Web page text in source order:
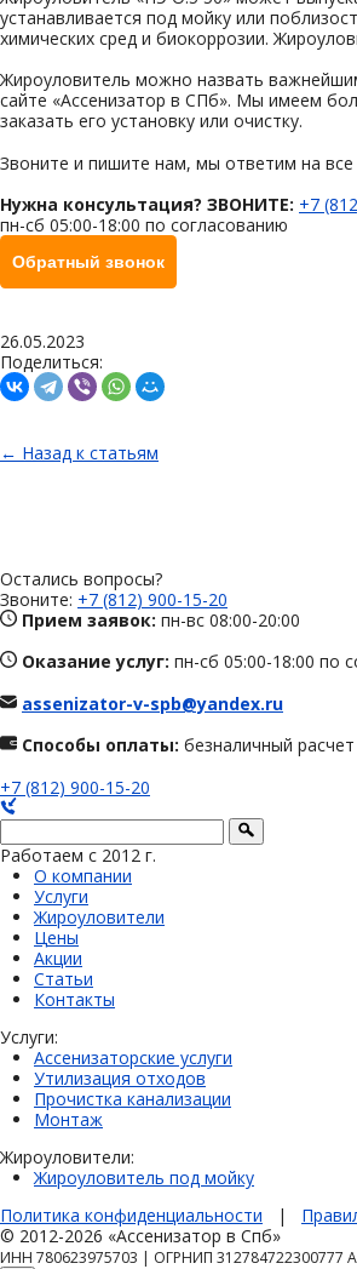
устанавливается под мойку или
химических сред и биокоррозии.
Жироуловитель можно назвать
сайте «Ассенизатор в СПб». Мы имеем
заказать его установку или очистку.
Звоните и пишите нам, мы ответим на
Нужна консультация? ЗВОНИТЕ: +7
пн-сб 05:00-18:00 по согласованию
Обратный звонок
26.05.2023
Поделиться:
← Назад к статьям
Остались вопросы?
Звоните: +7 (812) 900-15-20
Прием заявок: пн-вс 08:00-20:00
Оказание услуг: пн-сб 05:00-18:00 по
assenizator-v-spb@yandex.ru
Способы оплаты: безналичный
+7 (812) 900-15-20
Работаем с 2012 г.
О компании
Услуги
Жироуловители
Цены
Акции
Статьи
Контакты
Услуги:
Ассенизаторские услуги
Утилизация отходов
Прочистка канализации
Монтаж
Жироуловители:
Жироуловитель под мойку
Политика конфиденциальности |
© 2012-2026 «Ассенизатор в Спб»
ИНН 780623975703 | ОГРНИП 312784722300777